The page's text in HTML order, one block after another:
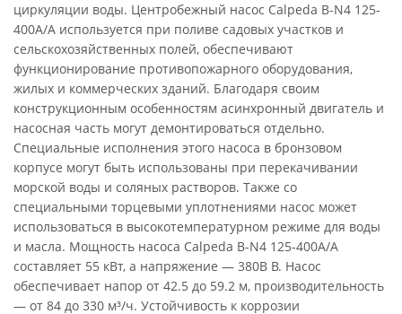
циркуляции воды. Центробежный насос Calpeda B-N4 125-
400A/A используется при поливе садовых участков и
сельскохозяйственных полей, обеспечивают
функционирование противопожарного оборудования,
жилых и коммерческих зданий. Благодаря своим
конструкционным особенностям асинхронный двигатель и
насосная часть могут демонтироваться отдельно.
Специальные исполнения этого насоса в бронзовом
корпусе могут быть использованы при перекачивании
морской воды и соляных растворов. Также со
специальными торцевыми уплотнениями насос может
использоваться в высокотемпературном режиме для воды
и масла. Мощность насоса Calpeda B-N4 125-400A/A
составляет 55 кВт, а напряжение — 380В В. Насос
обеспечивает напор от 42.5 до 59.2 м, производительность
— от 84 до 330 м³/ч. Устойчивость к коррозии